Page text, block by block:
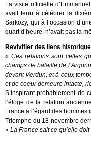
La visite officielle
avait tenu à célébrer la
Sarkozy, qui à l’occasion
quart d’heure, n’avait pas la
Revivifier des liens
« Ces relations sont celles
champs de bataille de
devant Verdun, et à ceux
et de coeur demeure intacte,
S’inspirant probablement de
l’éloge de la relation
France à l’égard des
Triomphe du 18 novembre
« La France sait ce qu’elle